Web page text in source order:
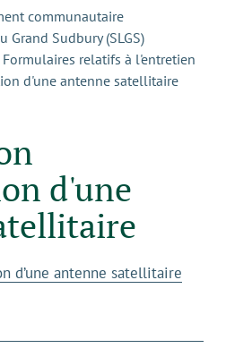
communautaire
Grand Sudbury (SLGS)
Formulaires relatifs à l'entretien
d'une antenne satellitaire
d'une
d’une antenne satellitaire